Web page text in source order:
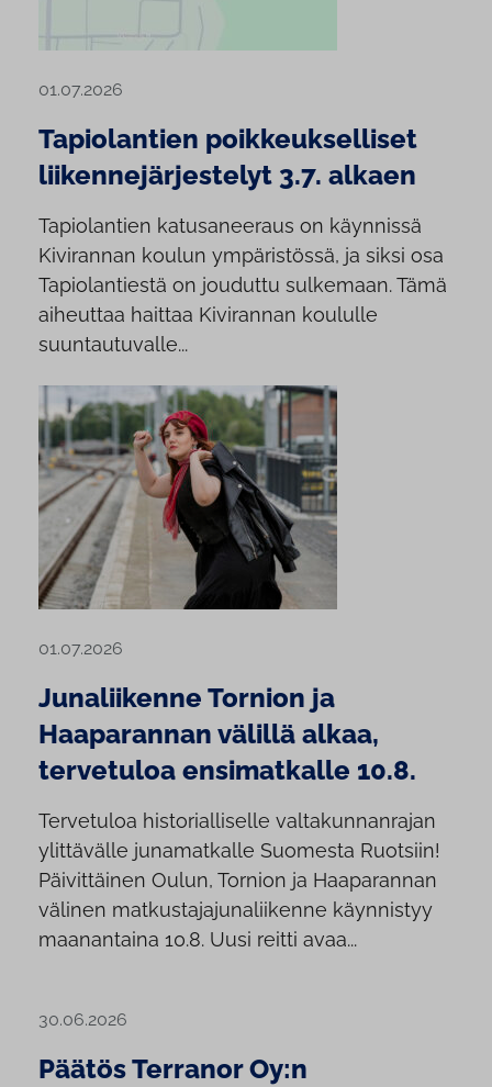
01.07.2026
Tapiolantien poikkeukselliset
liikennejärjestelyt 3.7. alkaen
Tapiolantien katusaneeraus on käynnissä
Kivirannan koulun ympäristössä, ja siksi osa
Tapiolantiestä on jouduttu sulkemaan. Tämä
aiheuttaa haittaa Kivirannan koululle
suuntautuvalle...
01.07.2026
Junaliikenne Tornion ja
Haaparannan välillä alkaa,
tervetuloa ensimatkalle 10.8.
Tervetuloa historialliselle valtakunnanrajan
ylittävälle junamatkalle Suomesta Ruotsiin!
Päivittäinen Oulun, Tornion ja Haaparannan
välinen matkustajajunaliikenne käynnistyy
maanantaina 10.8. Uusi reitti avaa...
30.06.2026
Päätös Terranor Oy:n